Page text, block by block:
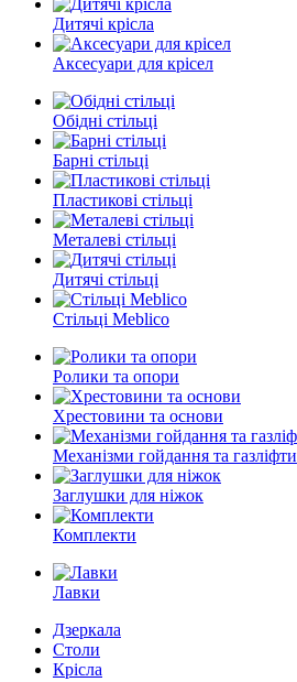
Дитячі крісла
Аксесуари для крісел
Обідні стільці
Барні стільці
Пластикові стільці
Металеві стільці
Дитячі стільці
Стільці Meblico
Ролики та опори
Хрестовини та основи
Механізми гойдання та газліфти
Заглушки для ніжок
Комплекти
Лавки
Дзеркала
Столи
Крісла